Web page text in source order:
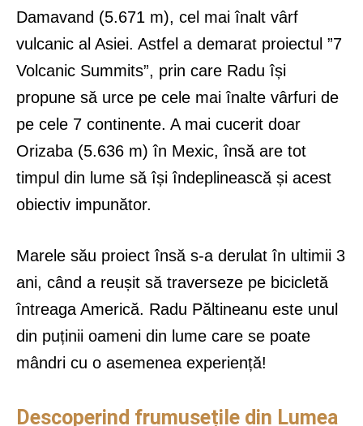
Damavand (5.671 m), cel mai înalt vârf
vulcanic al Asiei. Astfel a demarat proiectul ”7
Volcanic Summits”, prin care Radu își
propune să urce pe cele mai înalte vârfuri de
pe cele 7 continente. A mai cucerit doar
Orizaba (5.636 m) în Mexic, însă are tot
timpul din lume să își îndeplinească și acest
obiectiv impunător.
Marele său proiect însă s-a derulat în ultimii 3
ani, când a reușit să traverseze pe bicicletă
întreaga Americă. Radu Păltineanu este unul
din puținii oameni din lume care se poate
mândri cu o asemenea experiență!
Descoperind frumusețile din Lumea